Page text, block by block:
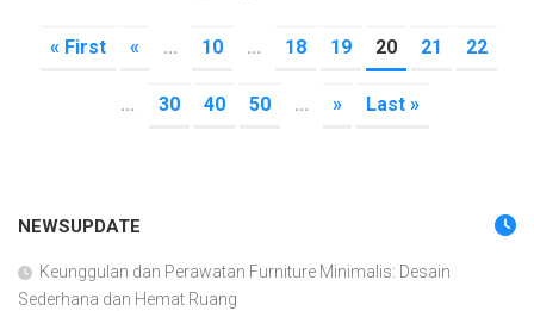
« First « ... 10 ... 18 19 20 21 22
... 30 40 50 ... » Last »
NEWSUPDATE
Keunggulan dan Perawatan Furniture Minimalis: Desain
Sederhana dan Hemat Ruang